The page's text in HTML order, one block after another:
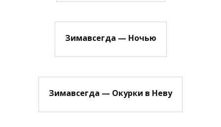
Зимавсегда — Ночью
Зимавсегда — Окурки в Неву